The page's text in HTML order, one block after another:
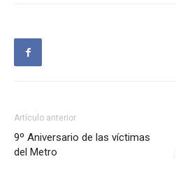
Artículo anterior
9º Aniversario de las víctimas
del Metro